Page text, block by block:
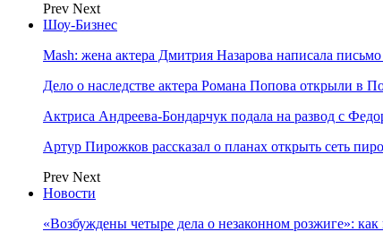
Prev Next
Шоу-Бизнес
Mash: жена актера Дмитрия Назарова написала
Дело о наследстве актера Романа Попова открыли в
Актриса Андреева-Бондарчук подала на развод с
Артур Пирожков рассказал о планах открыть сеть
Prev Next
Новости
«Возбуждены четыре дела о незаконном розжиге»: